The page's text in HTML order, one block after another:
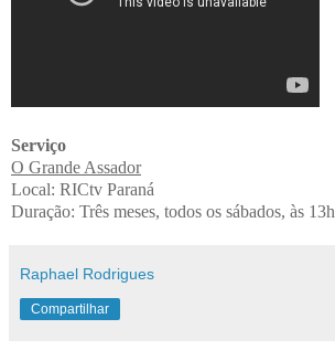
Serviço
O Grande Assador
Local: RICtv Paraná
Duração: Três meses, todos os sábados, às 13h
Raphael Rodrigues
Compartilhar